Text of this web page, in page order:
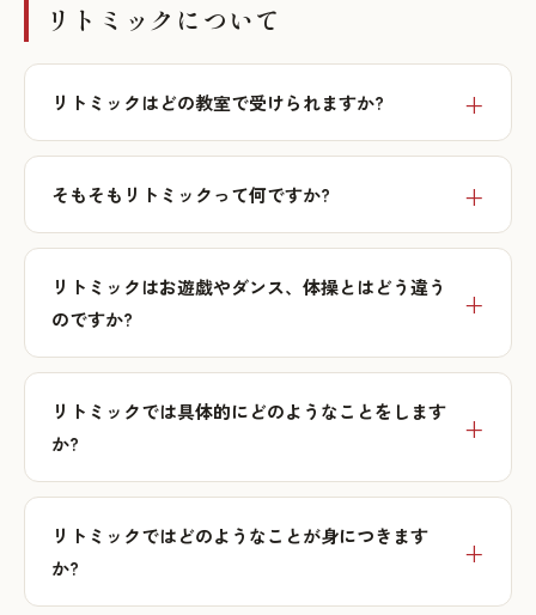
リトミックについて
リトミックはどの教室で受けられますか?
そもそもリトミックって何ですか?
リトミックはお遊戯やダンス、体操とはどう違う
のですか?
リトミックでは具体的にどのようなことをします
か?
リトミックではどのようなことが身につきます
か?